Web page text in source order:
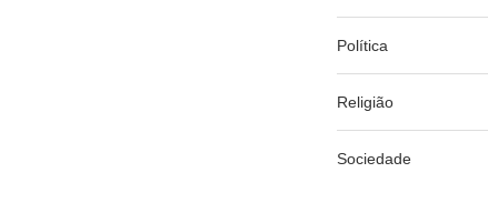
Política
Religião
Sociedade